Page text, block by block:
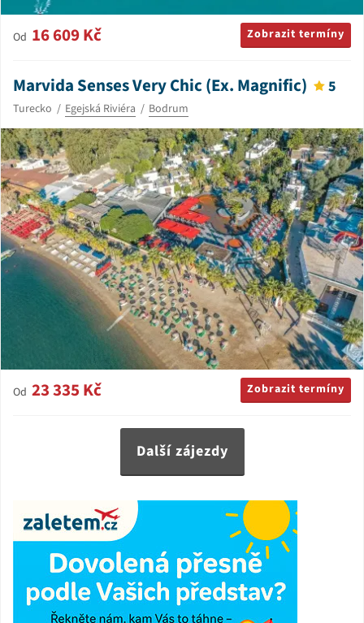
Od 16 609 Kč Zobrazit termíny
Marvida Senses Very Chic (Ex. Magnific) 5
Turecko Egejská Riviéra Bodrum
Od 23 335 Kč Zobrazit termíny
Další zájezdy